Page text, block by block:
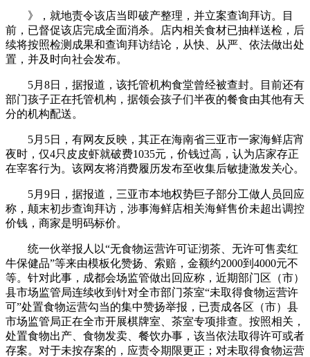
》，就地责令该店当即破产整理，并立案查询拜访。目
前，已督促该店完成全面消杀。店内相关食材已抽样送检，后
续将按照检测成果和查询拜访结论，从快、从严、依法做出处
置，并及时向社会发布。
5月8日，据报道，该托管机构食堂曾经被查封。目前还有
部门孩子正在托管机构，据领会孩子们半夜的餐食由其他有天
分的机构配送。
5月5日，有网友反映，其正在海南省三亚市一家海鲜店宵
夜时，仅4只皮皮虾就破费1035元，价钱过高，认为店家存正
在宰客行为。该网友将消费履历发布至收集后敏捷激发关心。
5月9日，据报道，三亚市本地权势巨子部分工做人员回应
称，颠末初步查询拜访，涉事海鲜店相关海鲜售价未超出调控
价钱，商家是明码标价。
统一伙举报人以“无食物运营许可证沏茶、无许可售卖红
牛保健品”等来由模板化赞扬、索赔，金额约2000到4000元不
等。针对此事，成都会场监管做出回应称，近期部门区（市）
县市场监管局连续收到针对全市部门茶室“未取得食物运营许
可”处置食物运营勾当的集中赞扬举报，已责成各区（市）县
市场监管局正在全市开展棋牌室、茶室专项排查。按照相关，
处置食物出产、食物发卖、餐饮办事，该当依法取得许可或者
存案。对于未按存案的，应责令期限更正；对未取得食物运营